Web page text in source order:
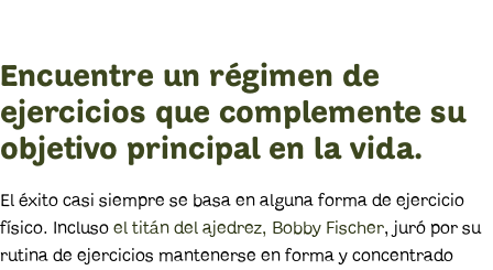
Encuentre un régimen de
ejercicios que complemente su
objetivo principal en la vida.
El éxito casi siempre se basa en alguna forma de ejercicio
físico. Incluso el titán del ajedrez, Bobby Fischer, juró por su
rutina de ejercicios mantenerse en forma y concentrado